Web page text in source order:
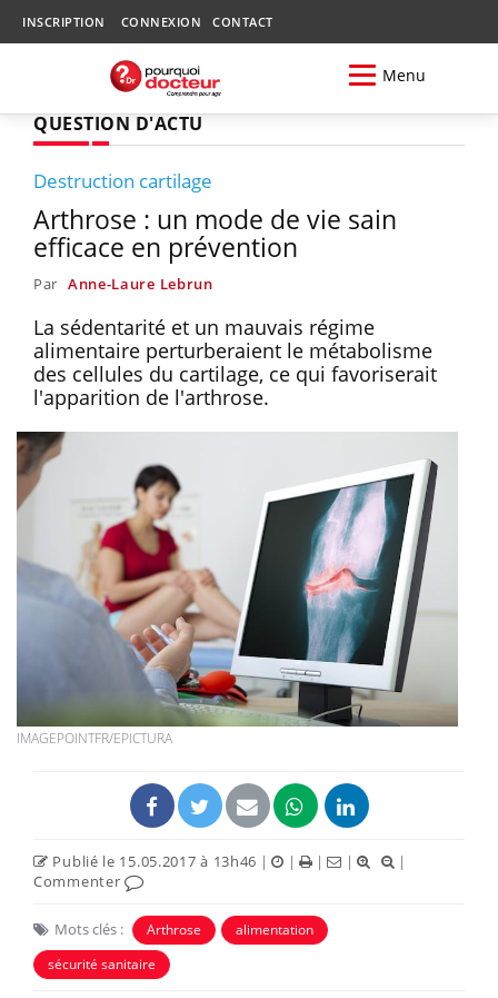
INSCRIPTION CONNEXION CONTACT
Menu
QUESTION D'ACTU
Destruction cartilage
Arthrose : un mode de vie sain
efficace en prévention
Par Anne-Laure Lebrun
La sédentarité et un mauvais régime
alimentaire perturberaient le métabolisme
des cellules du cartilage, ce qui favoriserait
l'apparition de l'arthrose.
IMAGEPOINTFR/EPICTURA
Publié le 15.05.2017 à 13h46 | | | |
|
Commenter
Mots clés : Arthrose
alimentation
sécurité sanitaire